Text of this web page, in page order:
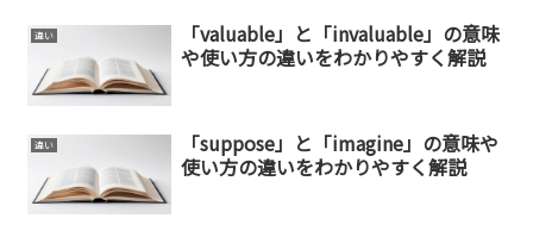
違い
「valuable」と「invaluable」の意味
や使い方の違いをわかりやすく解説
違い
「suppose」と「imagine」の意味や
使い方の違いをわかりやすく解説